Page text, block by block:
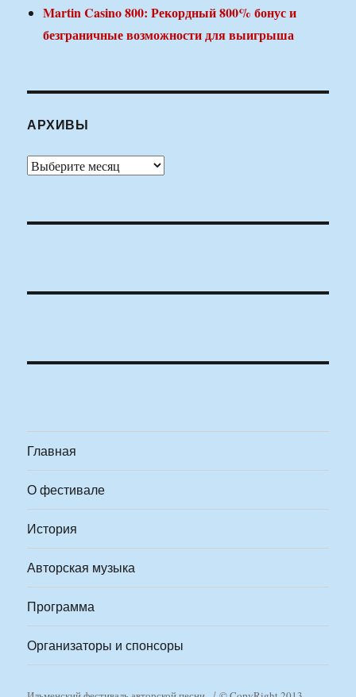
Martin Casino 800: Рекордный 800% бонус и
безграничные возможности для выигрыша
АРХИВЫ
Архивы
Главная
О фестивале
История
Авторская музыка
Программа
Организаторы и спонсоры